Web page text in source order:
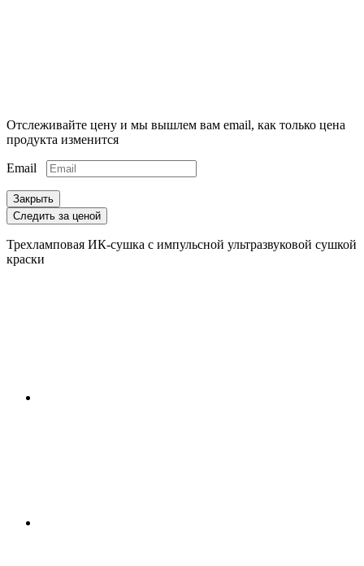
Отслеживайте цену и мы вышлем вам email, как только цена
продукта изменится
Email
Закрыть
Следить за ценой
Трехламповая ИК-сушка с импульсной ультразвуковой сушкой
краски